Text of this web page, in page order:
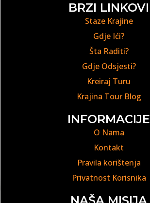
BRZI LINKOVI
Staze Krajine
Gdje Ići?
Šta Raditi?
Gdje Odsjesti?
Kreiraj Turu
Krajina Tour Blog
INFORMACIJE
O Nama
Kontakt
Pravila korištenja
Privatnost Korisnika